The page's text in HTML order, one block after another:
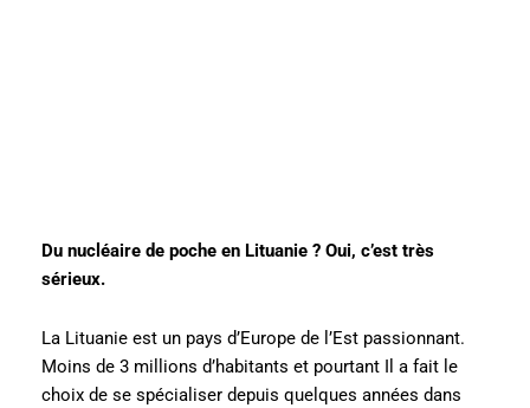
Du nucléaire de poche en Lituanie ? Oui, c’est très
sérieux.
La Lituanie est un pays d’Europe de l’Est passionnant.
Moins de 3 millions d’habitants et pourtant Il a fait le
choix de se spécialiser depuis quelques années dans